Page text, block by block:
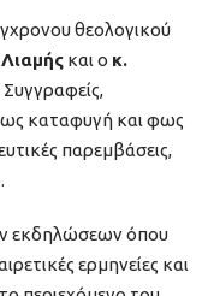
θεολογικού
και ο κ.
Συγγραφείς,
καταφυγή και φως
παρεμβάσεις,
εκδηλώσεων όπου
ερμηνείες και